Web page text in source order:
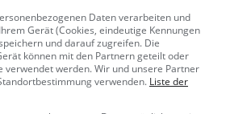
Hamburg Dungeon
Museum in Hamburg
Hamburg
Familie &
Daten verarbeiten und
Gerät (Cookies, eindeutige Kennungen
und darauf zugreifen. Die
können mit den Partnern geteilt oder
verwendet werden. Wir und unsere Partner
verwenden. Liste der